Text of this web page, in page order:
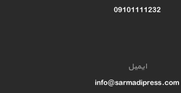
09101111232
ایمیل
info@sarmadipress.com